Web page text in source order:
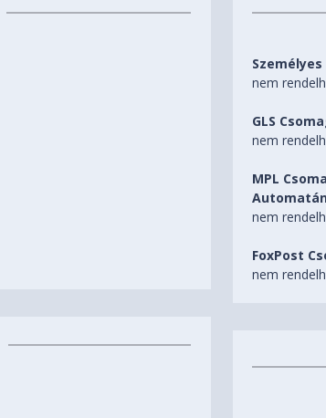
nem
GLS
nem
MPL
nem
FoxPost
nem